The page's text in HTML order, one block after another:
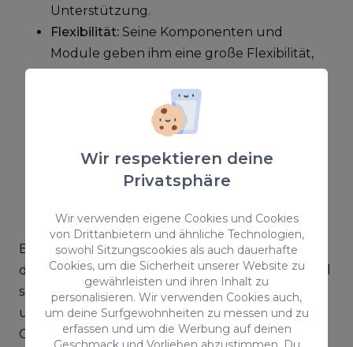
Wir respektieren deine
Privatsphäre
Wir verwenden eigene Cookies und Cookies
von Drittanbietern und ähnliche Technologien,
sowohl Sitzungscookies als auch dauerhafte
Cookies, um die Sicherheit unserer Website zu
gewährleisten und ihren Inhalt zu
personalisieren. Wir verwenden Cookies auch,
um deine Surfgewohnheiten zu messen und zu
erfassen und um die Werbung auf deinen
Unterstützung.
Flexibilität: Seine Komponenten und
Module geben ihm eine große Flexibilität,
Fortschrittlichere Benutzerverwaltung:
bietet ein fortschrittliches System für
Benutzerzugangskontrollen und
Benutzerverwaltung.
Eine letzte Anmerkung. Obwohl die Lernkurve
dieses CMS teilweise sehr komplex ist, sind sowohl
seine riesige Community als auch das
unglaubliche Endergebnis der mit diesem
Content-Management-System erstellten